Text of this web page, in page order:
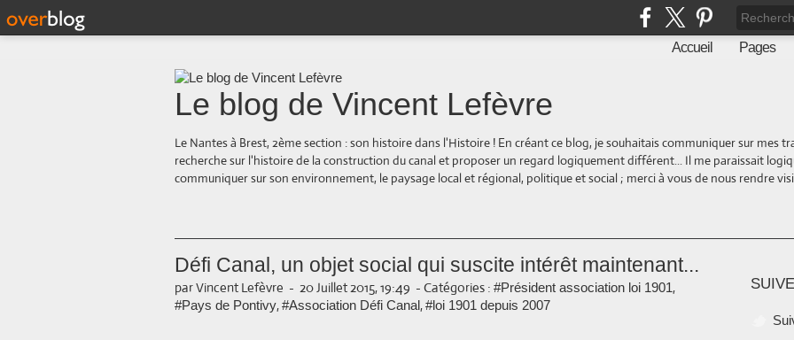
Accueil Pages
Le blog de Vincent Lefèvre
Le Nantes à Brest, 2ème section : son histoire dans l'Histoire ! En créant ce blog, je souhaitais communiquer sur mes
recherche sur l'histoire de la construction du canal et proposer un regard logiquement différent... Il me paraissait
communiquer sur son environnement, le paysage local et régional, politique et social ; merci à vous de nous rendre
Défi Canal, un objet social qui suscite intérêt maintenant...
par Vincent Lefèvre - 20 Juillet 2015, 19:49 - Catégories : #Président association loi 1901,
#Pays de Pontivy,#Association Défi Canal,#loi 1901 depuis 2007